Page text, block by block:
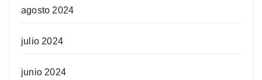
agosto 2024
julio 2024
junio 2024